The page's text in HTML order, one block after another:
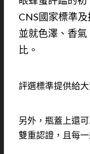
CNS國家標準
並就色澤、香
比。
評選標準提供給大
另外，瓶蓋上還
雙重認證，且每